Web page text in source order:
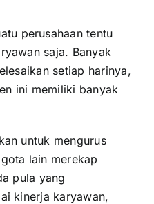
perusahaan tentu
saja. Banyak
setiap harinya,
ini memiliki banyak
untuk mengurus
lain merekap
pula yang
kinerja karyawan,